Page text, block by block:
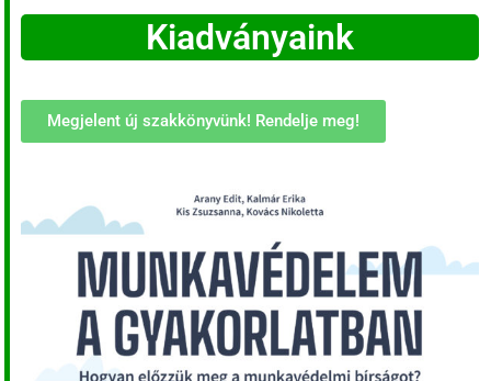
Kiadványaink
Megjelent új szakkönyvünk! Rendelje meg!